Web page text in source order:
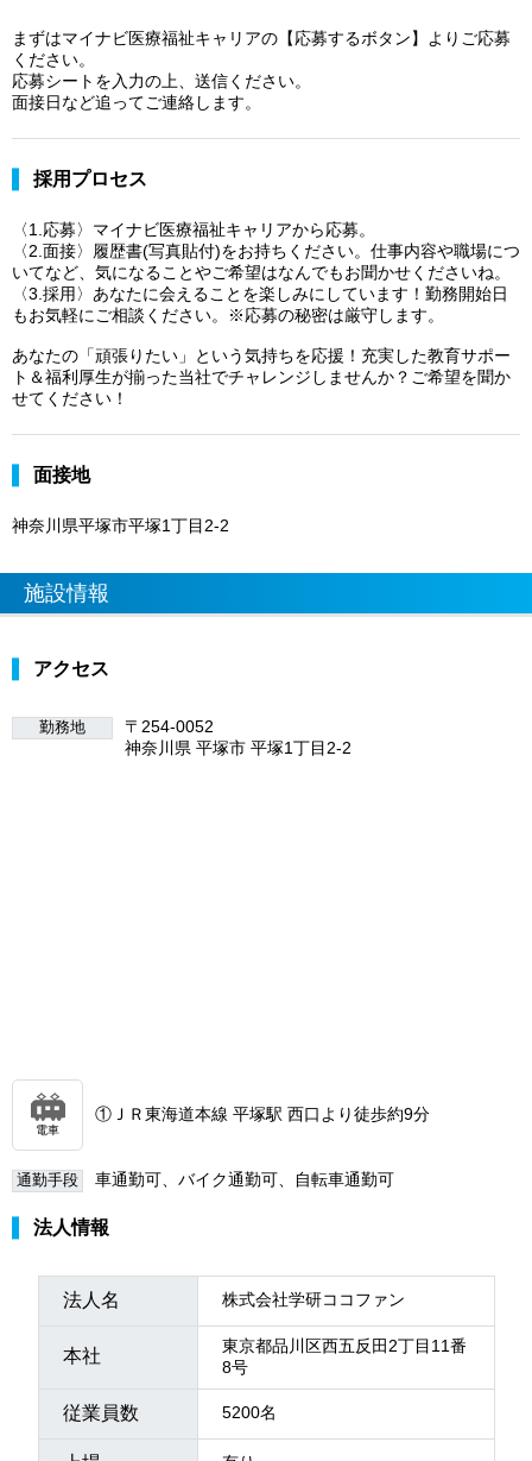
まずはマイナビ医療福祉キャリアの【応募するボタン】よりご応募
ください。
応募シートを入力の上、送信ください。
面接日など追ってご連絡します。
採用プロセス
〈1.応募〉マイナビ医療福祉キャリアから応募。
〈2.面接〉履歴書(写真貼付)をお持ちください。仕事内容や職場につ
いてなど、気になることやご希望はなんでもお聞かせくださいね。
〈3.採用〉あなたに会えることを楽しみにしています！勤務開始日
もお気軽にご相談ください。※応募の秘密は厳守します。
あなたの「頑張りたい」という気持ちを応援！充実した教育サポー
ト＆福利厚生が揃った当社でチャレンジしませんか？ご希望を聞か
せてください！
面接地
神奈川県平塚市平塚1丁目2-2
施設情報
アクセス
勤務地
〒254-0052
神奈川県 平塚市 平塚1丁目2-2
電車
①ＪＲ東海道本線 平塚駅 西口より徒歩約9分
通勤手段 車通勤可、バイク通勤可、自転車通勤可
法人情報
法人名 株式会社学研ココファン
本社
東京都品川区西五反田2丁目11番
8号
従業員数 5200名